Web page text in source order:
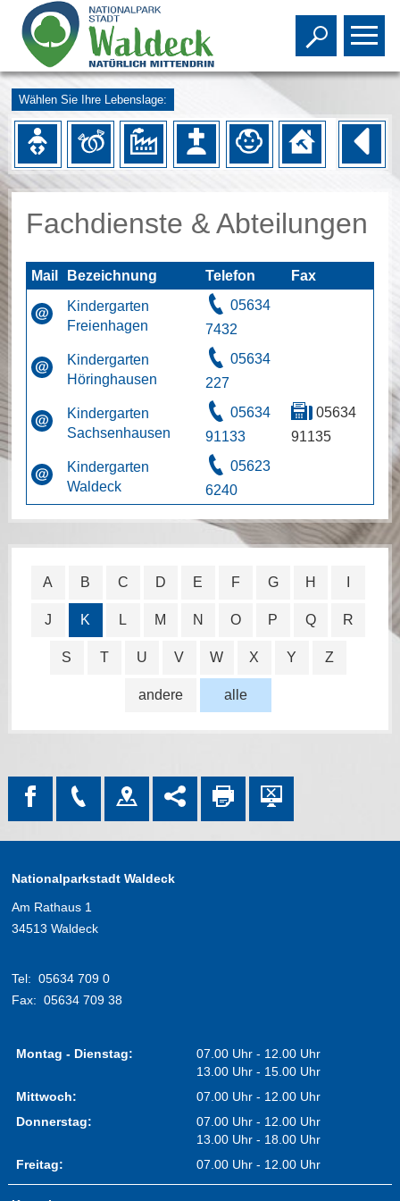
Toggle
Wählen Sie Ihre Lebenslage:
Fachdienste & Abteilungen
Mail Bezeichnung Telefon
Fax
Kindergarten
Freienhagen
05634
7432
Kindergarten
Höringhausen
05634
227
Kindergarten
Sachsenhausen
05634
91133
05634
91135
Kindergarten
Waldeck
05623
6240
alle
A B C D E F G H
J K L M N O P Q R
S T U V W X Y Z
andere
Nationalparkstadt Waldeck
Am Rathaus 1
34513 Waldeck
Tel: 05634 709 0
Fax: 05634 709 38
Montag - Dienstag:
07.00 Uhr - 12.00 Uhr
13.00 Uhr - 15.00 Uhr
Mittwoch:
07.00 Uhr - 12.00 Uhr
Donnerstag:
07.00 Uhr - 12.00 Uhr
13.00 Uhr - 18.00 Uhr
Freitag:
07.00 Uhr - 12.00 Uhr